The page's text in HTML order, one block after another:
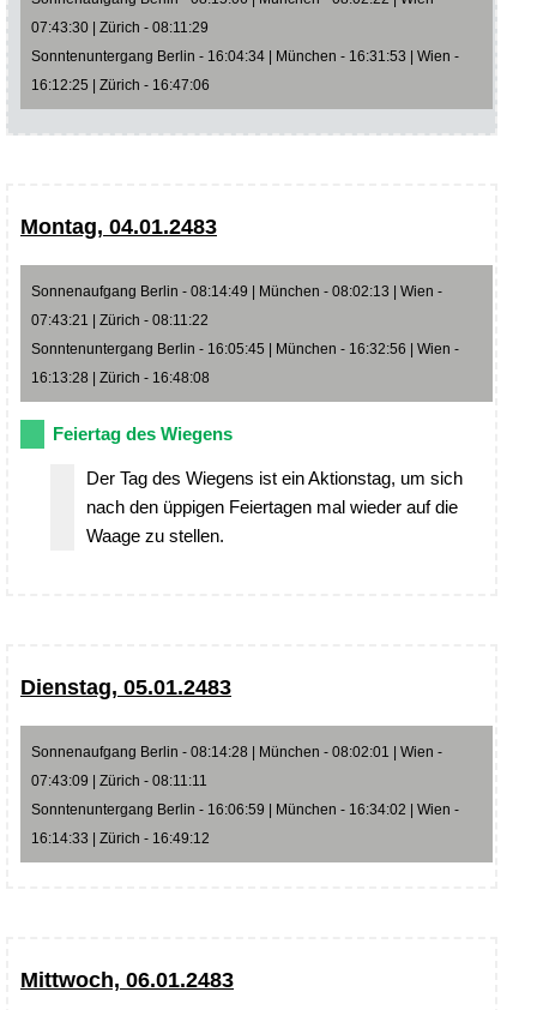
07:43:30 | Zürich - 08:11:29
Sonntenuntergang Berlin - 16:04:34 | München - 16:31:53 | Wien -
16:12:25 | Zürich - 16:47:06
Montag, 04.01.2483
Sonnenaufgang Berlin - 08:14:49 | München - 08:02:13 | Wien -
07:43:21 | Zürich - 08:11:22
Sonntenuntergang Berlin - 16:05:45 | München - 16:32:56 | Wien -
16:13:28 | Zürich - 16:48:08
Feiertag des Wiegens
Der Tag des Wiegens ist ein Aktionstag, um sich
nach den üppigen Feiertagen mal wieder auf die
Waage zu stellen.
Dienstag, 05.01.2483
Sonnenaufgang Berlin - 08:14:28 | München - 08:02:01 | Wien -
07:43:09 | Zürich - 08:11:11
Sonntenuntergang Berlin - 16:06:59 | München - 16:34:02 | Wien -
16:14:33 | Zürich - 16:49:12
Mittwoch, 06.01.2483